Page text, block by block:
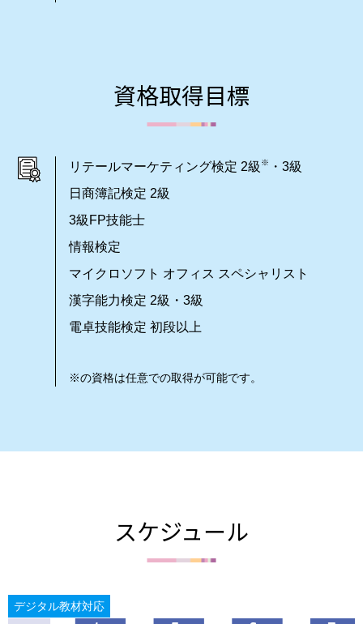
資格取得目標
リテールマーケティング検定 2級 ※
・3級
日商簿記検定 2級
3級FP技能士
情報検定
マイクロソフト オフィス スペシャリスト
漢字能力検定 2級・3級
電卓技能検定 初段以上
※の資格は任意での取得が可能です。
スケジュール
デジタル教材対応